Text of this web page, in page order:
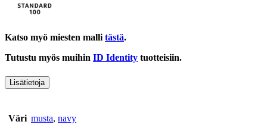
Katso myö miesten malli tästä.
Tutustu myös muihin ID Identity tuotteisiin.
Lisätietoja
Väri musta, navy